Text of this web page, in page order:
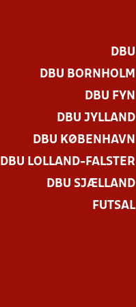
DBU
DBU BORNHOLM
DBU FYN
DBU JYLLAND
DBU KØBENHAVN
DBU LOLLAND-FALSTER
DBU SJÆLLAND
FUTSAL